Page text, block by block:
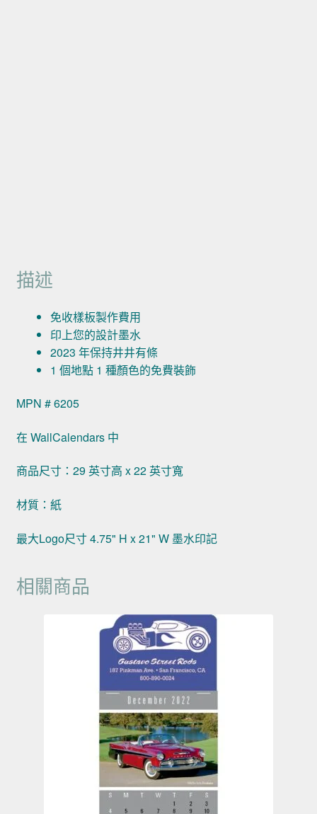
描述
免收樣板製作費用
印上您的設計墨水
2023 年保持井井有條
1 個地點 1 種顏色的免費裝飾
MPN # 6205
在 WallCalendars 中
商品尺寸：29 英寸高 x 22 英寸寬
材質：紙
最大Logo尺寸 4.75" H x 21" W 墨水印記
相關商品